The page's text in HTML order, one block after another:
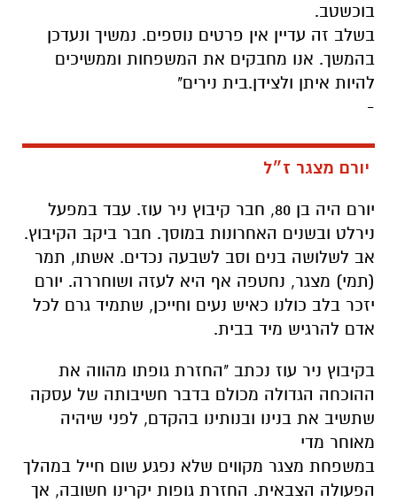
בוכשטב.
בשלב זה עדיין אין פרטים נוספים. נמשיך ונעדכן
בהמשך. אנו מחבקים את המשפחות וממשיכים
להיות איתן ולצידן.בית נירים"
-
יורם מצגר ז״ל
יורם היה בן 80, חבר קיבוץ ניר עוז. עבד במפעל
נירלט ובשנים האחרונות במוסך. חבר ביקב הקיבוץ.
אב לשלושה בנים וסב לשבעה נכדים. אשתו, תמר
(תמי) מצגר, נחטפה אף היא לעזה ושוחררה. יורם
יזכר בלב כולנו כאיש נעים וחייכן, שתמיד גרם לכל
אדם להרגיש מיד בבית.
בקיבוץ ניר עוז נכתב "החזרת גופתו מהווה את
ההוכחה הגדולה מכולם בדבר חשיבותה של עסקה
שתשיב את בנינו ובנותינו בהקדם, לפני שיהיה
מאוחר מדי
במשפחת מצגר מקווים שלא נפגע שום חייל במהלך
הפעולה הצבאית. החזרת גופות יקרינו חשובה, אך